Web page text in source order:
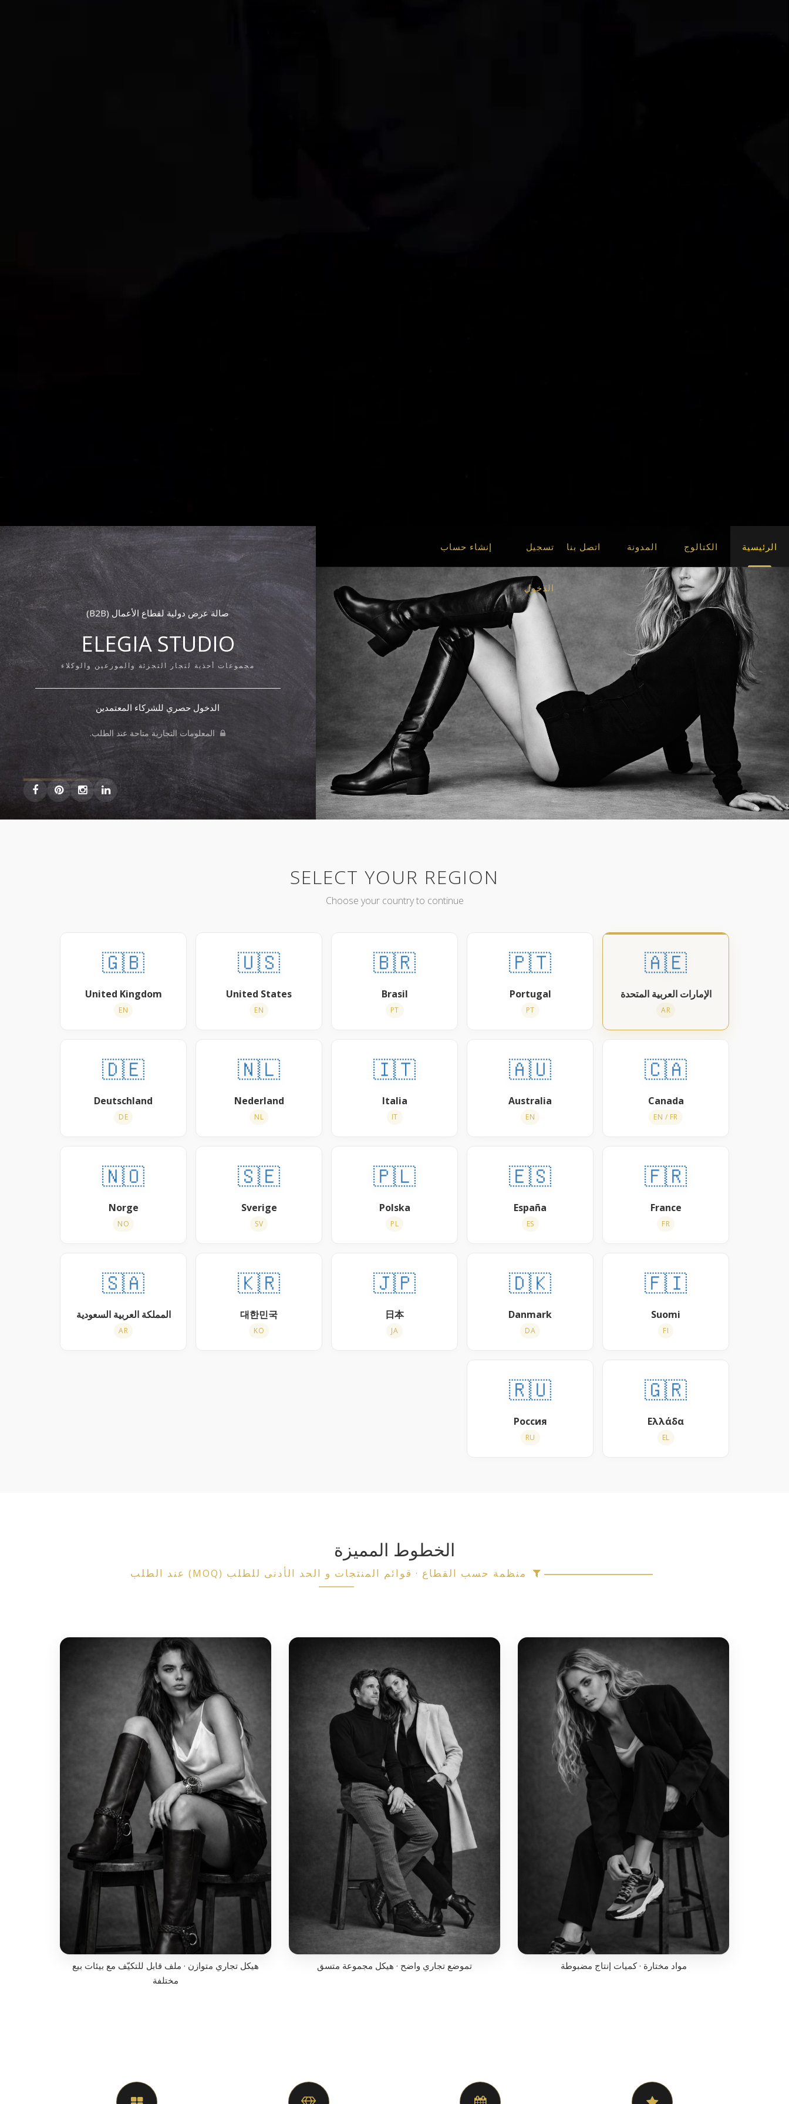
صالة عرض دولية لقطاع الأعمال (B2B)
ELEGIA STUDIO
مجموعات أحذية لتجار التجزئة والموزعين والوكلاء
الدخول حصري للشركاء المعتمدين
المعلومات التجارية متاحة عند الطلب.
الرئيسية الكتالوج المدونة اتصل بنا تسجيل
الدخول
إنشاء حساب
SELECT YOUR REGION
Choose your country to continue
🇦🇪
الإمارات العربية المتحدة
AR
🇵🇹
Portugal
PT
🇧🇷
Brasil
PT
🇺🇸
United States
EN
🇬🇧
United Kingdom
EN
🇨🇦
Canada
EN / FR
🇦🇺
Australia
EN
🇮🇹
Italia
IT
🇳🇱
Nederland
NL
🇩🇪
Deutschland
DE
🇫🇷
France
FR
🇪🇸
España
ES
🇵🇱
Polska
PL
🇸🇪
Sverige
SV
🇳🇴
Norge
NO
🇫🇮
Suomi
FI
🇩🇰
Danmark
DA
🇯🇵
日本
JA
🇰🇷
대한민국
KO
🇸🇦
المملكة العربية السعودية
AR
🇬🇷
Ελλάδα
EL
🇷🇺
Россия
RU
الخطوط المميزة
منظمة حسب القطاع · قوائم المنتجات و الحد الأدنى للطلب (MOQ) عند الطلب
هيكل تجاري متوازن · ملف قابل للتكيّف مع بيئات بيع
مختلفة
الأساسي
تموضع تجاري واضح · هيكل مجموعة متسق مواد مختارة · كميات إنتاج مضبوطة